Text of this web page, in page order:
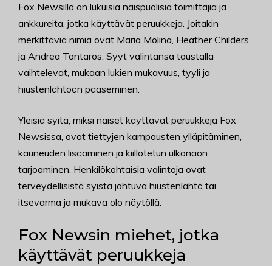
Fox Newsilla on lukuisia naispuolisia toimittajia ja
ankkureita, jotka käyttävät peruukkeja. Joitakin
merkittäviä nimiä ovat Maria Molina, Heather Childers
ja Andrea Tantaros. Syyt valintansa taustalla
vaihtelevat, mukaan lukien mukavuus, tyyli ja
hiustenlähtöön pääseminen.
Yleisiä syitä, miksi naiset käyttävät peruukkeja Fox
Newsissa, ovat tiettyjen kampausten ylläpitäminen,
kauneuden lisääminen ja kiillotetun ulkonäön
tarjoaminen. Henkilökohtaisia valintoja ovat
terveydellisistä syistä johtuva hiustenlähtö tai
itsevarma ja mukava olo näytöllä.
Fox Newsin miehet, jotka
käyttävät peruukkeja